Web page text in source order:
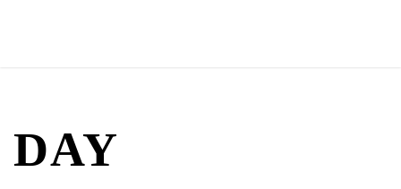
DAY